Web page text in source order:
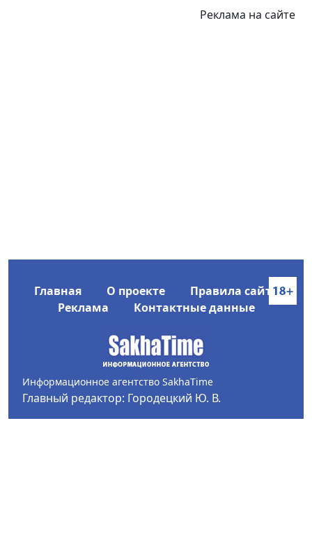
Реклама на сайте
Главная О проекте
Правила сайта
Реклама
Контактные данные
Информационное агентство SakhaTime
Главный редактор: Городецкий Ю. В.